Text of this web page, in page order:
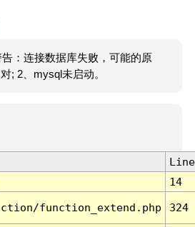
：连接数据库失败，可能的原
; 2、mysql未启动。
Line
14
function_extend.php 324